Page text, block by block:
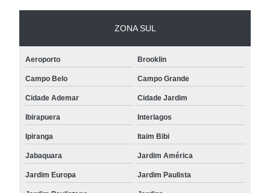
ZONA SUL
Aeroporto Brooklin
Campo Belo Campo Grande
Cidade Ademar Cidade Jardim
Ibirapuera Interlagos
Ipiranga Itaim Bibi
Jabaquara Jardim América
Jardim Europa Jardim Paulista